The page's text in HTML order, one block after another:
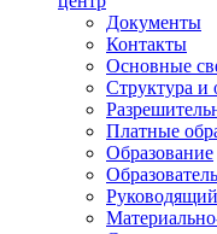
Документы
Контакты
Основные
Структура и
Платные
Образование